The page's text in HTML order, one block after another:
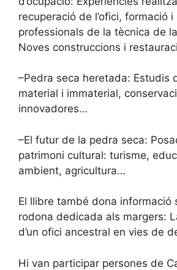
recuperació de l’ofici, formació i
professionals de la tècnica de
Noves construccions i
–Pedra seca heretada: Estudis
material i immaterial,
innovadores…
–El futur de la pedra seca:
patrimoni cultural: turisme,
ambient, agricultura…
El llibre també dona informació
rodona dedicada als margers:
d’un ofici ancestral en vies de
Hi van participar persones de